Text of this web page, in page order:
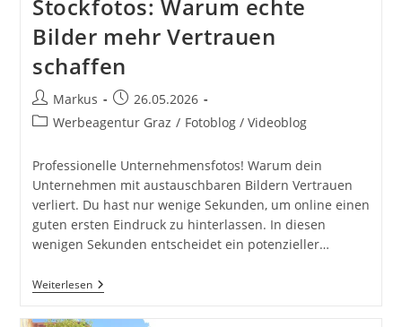
Stockfotos: Warum echte
Bilder mehr Vertrauen
schaffen
Beitrags-
Autor:
Markus
Beitrag
veröffentlicht:
26.05.2026
Beitrags-
Werbeagentur Graz / Fotoblog / Videoblog
Professionelle Unternehmensfotos! Warum dein
Unternehmen mit austauschbaren Bildern Vertrauen
verliert. Du hast nur wenige Sekunden, um online einen
guten ersten Eindruck zu hinterlassen. In diesen
wenigen Sekunden entscheidet ein potenzieller…
WeiterlesenProfessionelle
Unternehmensfotos